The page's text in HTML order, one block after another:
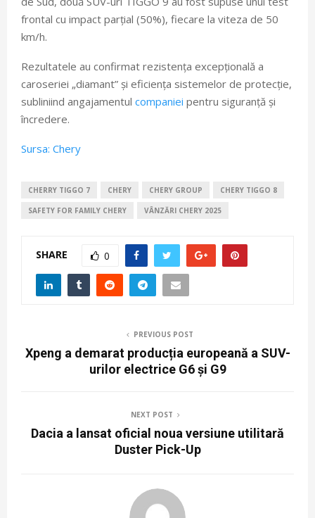
frontal cu impact parțial (50%), fiecare la viteza de 50
km/h.
Rezultatele au confirmat rezistența excepțională a
caroseriei „diamant” și eficiența sistemelor de protecție,
subliniind angajamentul companiei pentru siguranță și
încredere.
Sursa: Chery
CHERRY TIGGO 7 CHERY CHERY GROUP CHERY TIGGO 8
SAFETY FOR FAMILY CHERY VÂNZĂRI CHERY 2025
SHARE 0
PREVIOUS POST
Xpeng a demarat producția europeană a SUV-
urilor electrice G6 și G9
NEXT POST
Dacia a lansat oficial noua versiune utilitară
Duster Pick-Up